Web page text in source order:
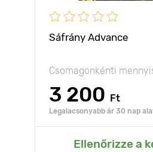
Sáfrány Advance
Csomagonkénti
3 200 Ft
Legalacsonyabb ár 30 nap
Ellenőrizze a